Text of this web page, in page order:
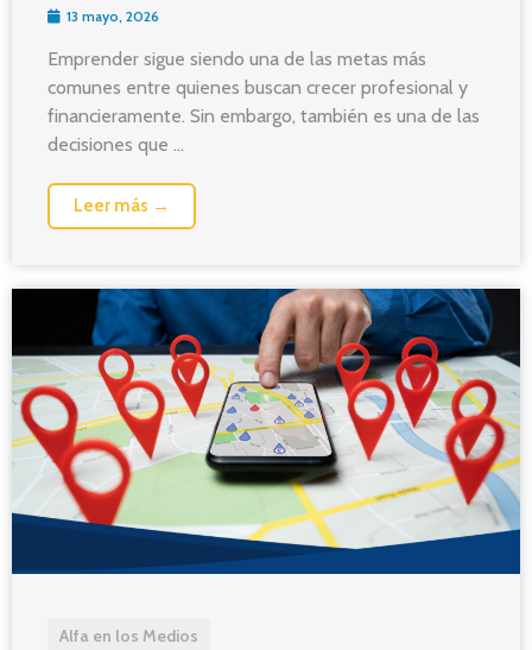
13 mayo, 2026
Emprender sigue siendo una de las metas más
comunes entre quienes buscan crecer profesional y
financieramente. Sin embargo, también es una de las
decisiones que ...
Leer más →
Alfa en los Medios